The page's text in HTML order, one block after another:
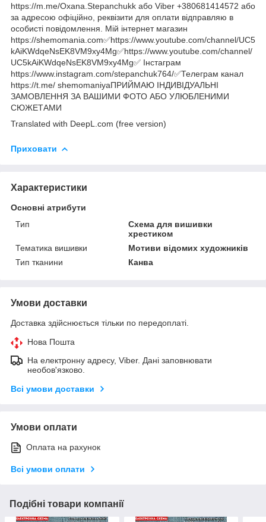
https://m.me/Oxana.Stepanchukk або Viber +380681414572 або
за адресою офіційно, реквізити для оплати відправляю в
особисті повідомлення. Мій інтернет магазин
https://shemomania.com✅https://www.youtube.com/channel/UC5
kAiKWdqeNsEK8VM9xy4Mg✅https://www.youtube.com/channel/
UC5kAiKWdqeNsEK8VM9xy4Mg✅ Інстаграм
https://www.instagram.com/stepanchuk764/✅Телеграм канал
https://t.me/ shemomaniyaПРИЙМАЮ ІНДИВІДУАЛЬНІ
ЗАМОВЛЕННЯ ЗА ВАШИМИ ФОТО АБО УЛЮБЛЕНИМИ
СЮЖЕТАМИ
Translated with DeepL.com (free version)
Приховати
Характеристики
Основні атрибути
Тип
Схема для вишивки
хрестиком
Тематика вишивки
Мотиви відомих художників
Тип тканини
Канва
Умови доставки
Доставка здійснюється тільки по передоплаті.
Нова Пошта
На електронну адресу, Viber. Дані заповнювати
необов'язково.
Всі умови доставки
Умови оплати
Оплата на рахунок
Всі умови оплати
Подібні товари компанії